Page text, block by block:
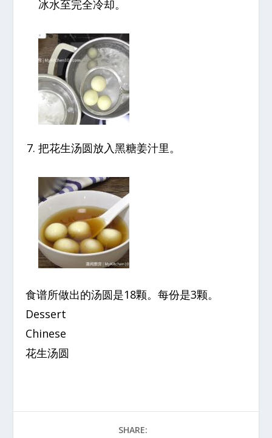
冰水至完全冷却。
把花生汤圆放入黑糖姜汁里。
食谱所做出的汤圆是18颗。每份是3颗。
Dessert
Chinese
花生汤圆
SHARE: